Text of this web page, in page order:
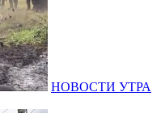
НОВОСТИ УТРА